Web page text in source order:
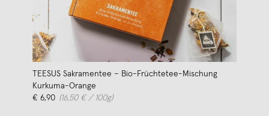
TEESUS Sakramentee – Bio-Früchtetee-Mischung
Kurkuma-Orange
€ 6,90 (16,50 € / 100g)